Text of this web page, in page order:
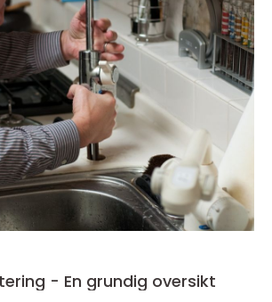
- En grundig oversikt